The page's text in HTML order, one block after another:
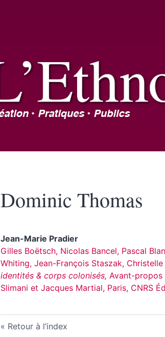
Dominic Thomas
Jean-Marie Pradier
Gilles Boëtsch, Nicolas Bancel, Pascal
Whiting, Jean-François Staszak,
identités & corps colonisés, Avant-propos
Slimani et Jacques Martial, Paris, CNRS
Retour à l’index